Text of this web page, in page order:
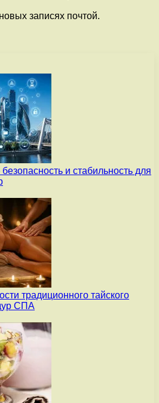
записях почтой.
и стабильность для
традиционного тайского
СПА